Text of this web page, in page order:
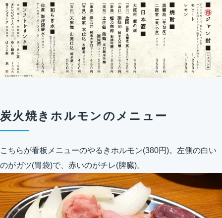
炭火焼きホルモンのメニュー
こちらが看板メニューのやるきホルモン(380円)。左側の白い
のがガツ(胃袋)で、赤いのがチレ(脾臓)。